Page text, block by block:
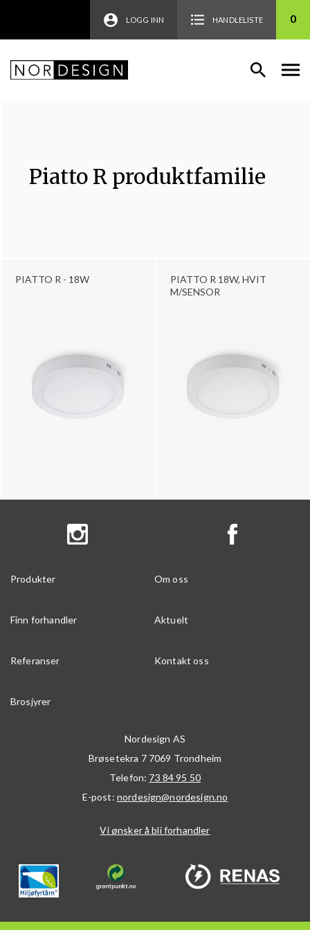
LOGG INN HANDLELISTE 0
PIATTO R - 18W
PIATTO R 18W, HVIT
M/SENSOR
Piatto R produktfamilie
Produkter Om oss
Finn forhandler Aktuelt
Referanser Kontakt oss
Brosjyrer
Nordesign AS
Brøsetekra 7 7069 Trondheim
Telefon: 73 84 95 50
E-post: nordesign@nordesign.no
Vi ønsker å bli forhandler